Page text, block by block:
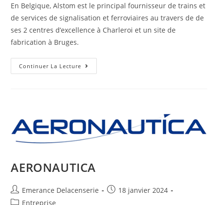
En Belgique, Alstom est le principal fournisseur de trains et
de services de signalisation et ferroviaires au travers de de
ses 2 centres d’excellence à Charleroi et un site de
fabrication à Bruges.
Continuer La Lecture
AERONAUTICA
Emerance Delacenserie
18 janvier 2024
Entreprise